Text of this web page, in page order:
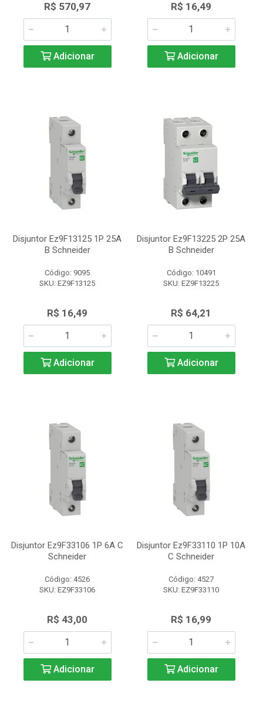
R$ 570,97
Adicionar
R$ 16,49
Adicionar
Disjuntor Ez9F13125 1P 25A
B Schneider
Código: 9095
SKU: EZ9F13125
R$ 16,49
Adicionar
Disjuntor Ez9F13225 2P 25A
B Schneider
Código: 10491
SKU: EZ9F13225
R$ 64,21
Adicionar
Disjuntor Ez9F33106 1P 6A C
Schneider
Código: 4526
SKU: EZ9F33106
R$ 43,00
Adicionar
Disjuntor Ez9F33110 1P 10A
C Schneider
Código: 4527
SKU: EZ9F33110
R$ 16,99
Adicionar